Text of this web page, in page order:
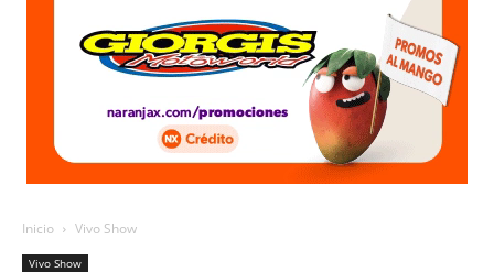
Inicio Vivo Show
Vivo Show